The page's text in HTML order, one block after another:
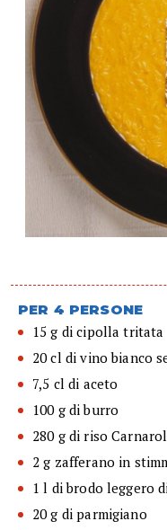
PER 4 PERSONE
15 g di cipolla tritata
20 cl di vino bianco
7,5 cl di aceto
100 g di burro
280 g di riso
2 g zafferano in
1 l di brodo leggero
20 g di parmigiano